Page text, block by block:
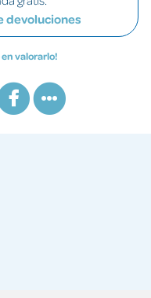
devoluciones
en valorarlo!